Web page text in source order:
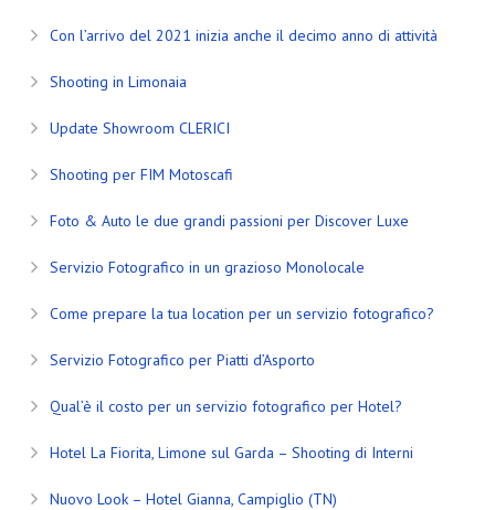
Con l’arrivo del 2021 inizia anche il decimo anno di attività
Shooting in Limonaia
Update Showroom CLERICI
Shooting per FIM Motoscafi
Foto & Auto le due grandi passioni per Discover Luxe
Servizio Fotografico in un grazioso Monolocale
Come prepare la tua location per un servizio fotografico?
Servizio Fotografico per Piatti d’Asporto
Qual’è il costo per un servizio fotografico per Hotel?
Hotel La Fiorita, Limone sul Garda – Shooting di Interni
Nuovo Look – Hotel Gianna, Campiglio (TN)